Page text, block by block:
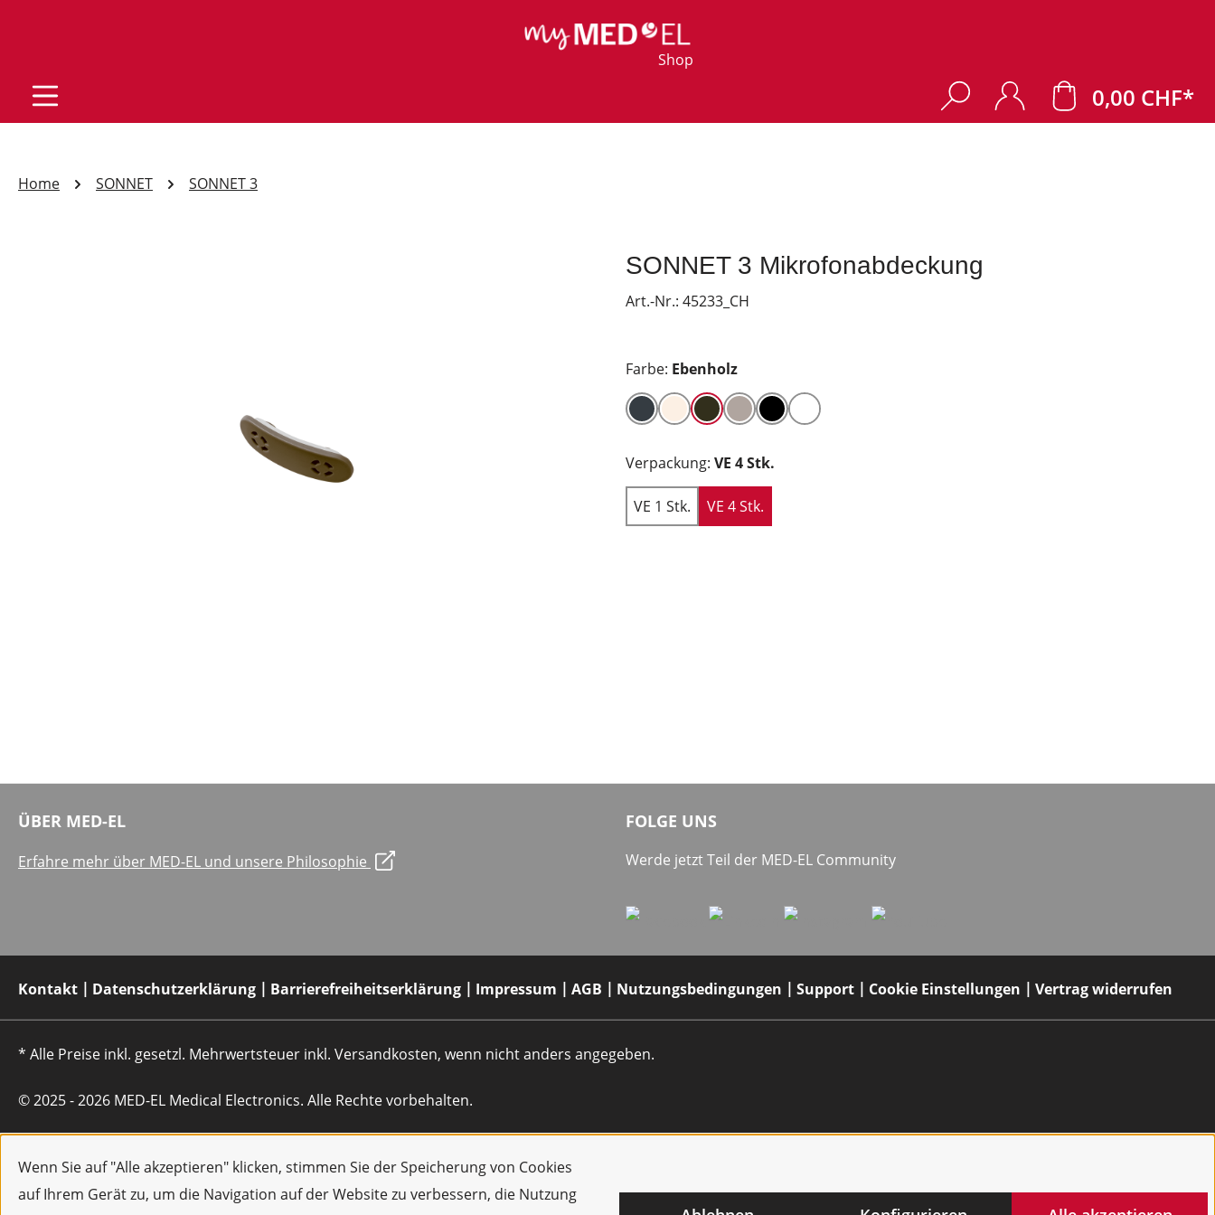
Wenn Sie auf "Alle akzeptieren" klicken, stimmen Sie der Speicherung von Cookies
auf Ihrem Gerät zu, um die Navigation auf der Website zu verbessern, die Nutzung
Shop
0,00 CHF*
Home SONNET SONNET 3
SONNET 3 Mikrofonabdeckung
Art.-Nr.: 45233_CH
Farbe: Ebenholz
Verpackung: VE 4 Stk.
VE 1 Stk. VE 4 Stk.
ÜBER MED-EL
Erfahre mehr über MED-EL und unsere Philosophie
FOLGE UNS
Werde jetzt Teil der MED-EL Community
Kontakt Datenschutzerklärung Barrierefreiheitserklärung Impressum AGB Nutzungsbedingungen Support Cookie Einstellungen Vertrag widerrufen
* Alle Preise inkl. gesetzl. Mehrwertsteuer inkl. Versandkosten, wenn nicht anders angegeben.
© 2025 - 2026 MED-EL Medical Electronics. Alle Rechte vorbehalten.